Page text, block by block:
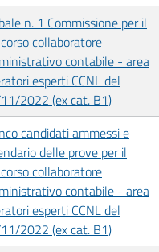
n. 1 Commissione per il
collaboratore
contabile - area
esperti CCNL del
2022 (ex cat. B1)
candidati ammessi e
delle prove per il
collaboratore
contabile - area
esperti CCNL del
2022 (ex cat. B1)